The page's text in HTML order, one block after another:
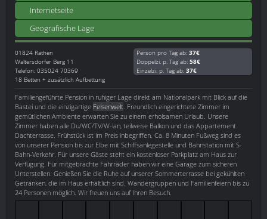
Internetseite
Geografische Lage
01824 Rathen
Waltersdorfer Berg 11
Telefon: 035024 70369
18 Betten + zusätzlich Aufbettung
Person pro Tag ab: 37€
Doppelzi. p. Tag ab: 58€
Einzelzi. p. Tag ab: 37€
Familiengeführte Pension in ruhiger Lage direkt am Nationalpark mit Blick auf die
Bastei und die einzigartige Felsenwelt . Freundlich eingerichtete Zimmer im
gemütlichen Ambiente erwarten Sie zu einem erholsamen Urlaub. Unsere
Zimmer haben alle Du/WC/TV/W-lan, teilweise Balkon und das Appartement
Dachterrasse. Frühstück ist im Preis inbegriffen. Ca. 8 Minuten Fußweg sind es
von unserer Pension bis zur Elbe mit Schiffsanlegestelle und Bahnstation mit S-
Bahn-Verkehr. Für unsere Gäste steht ein kostenloser Parkplatz am Haus zur
Verfügung. Für mitgebrachte Fahrräder haben wir eine Garage zum sicheren
Unterstellen. Genießen Sie die Ruhe auf unserer Sommerterrasse bei gekühlten
Getränken, die im Haus erhältlich sind. Wandergruppen und Familienfeiern bis zu
24 Personen möglich. Wir freuen uns auf Ihren Besuch.